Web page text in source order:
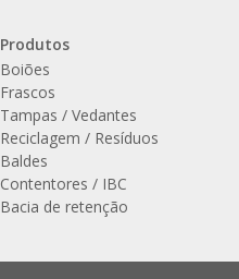
Produtos
Boiões
Frascos
Tampas / Vedantes
Reciclagem / Resíduos
Baldes
Contentores / IBC
Bacia de retenção